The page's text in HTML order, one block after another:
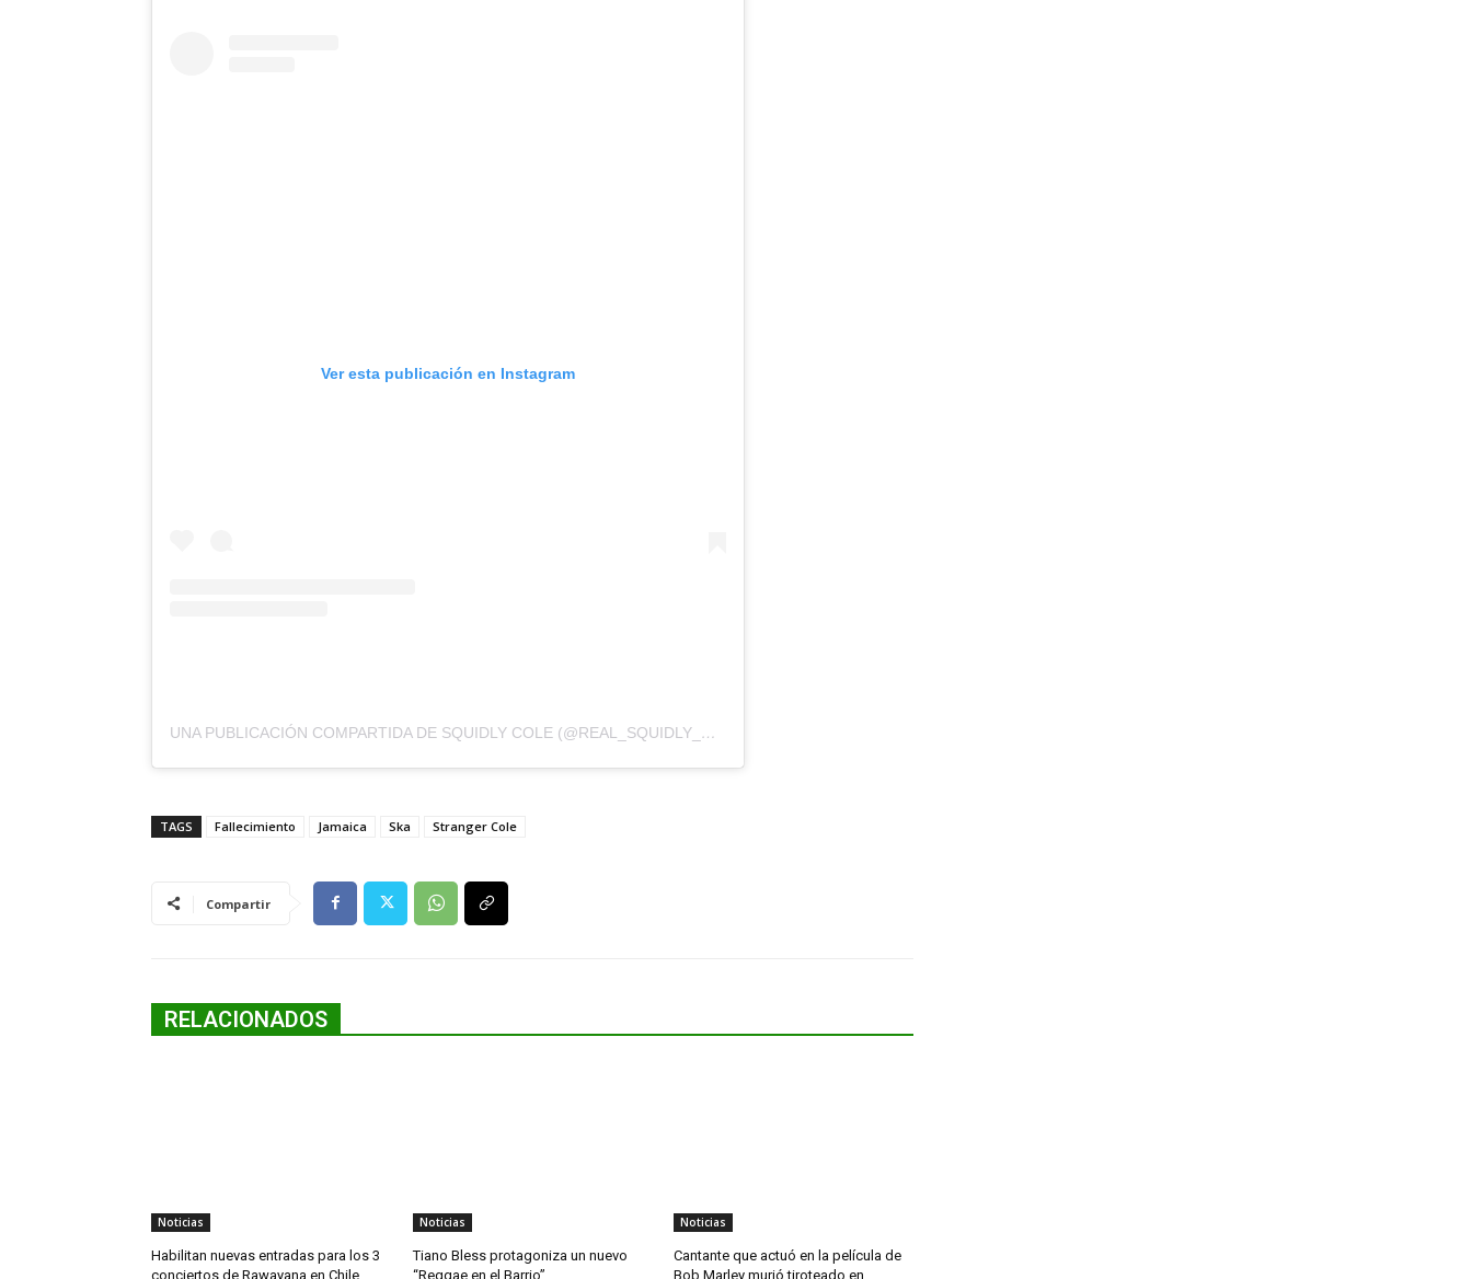
Ver esta publicación en Instagram
UNA PUBLICACIÓN COMPARTIDA DE SQUIDLY COLE (@REAL_SQUIDLY_COLE)
TAGS Fallecimiento Jamaica Ska Stranger Cole
Compartir
RELACIONADOS
Noticias
Habilitan nuevas entradas para los 3
conciertos de Rawayana en Chile
Noticias
Tiano Bless protagoniza un nuevo
“Reggae en el Barrio”
Noticias
Cantante que actuó en la película de
Bob Marley murió tiroteado en